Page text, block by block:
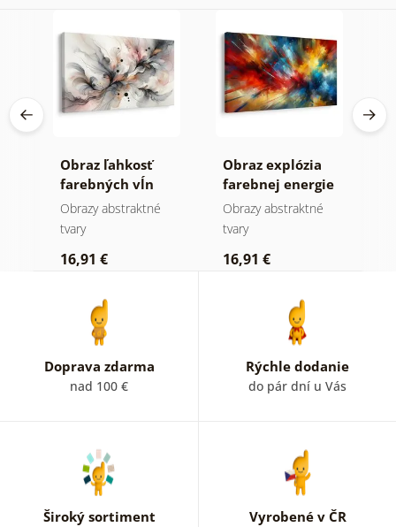
Obraz ľahkosť
farebných vĺn
Obrazy abstraktné
tvary
16,91 €
Obraz explózia
farebnej energie
Obrazy abstraktné
tvary
16,91 €
Doprava zdarma
nad 100 €
Rýchle dodanie
do pár dní u Vás
Široký sortiment Vyrobené v ČR